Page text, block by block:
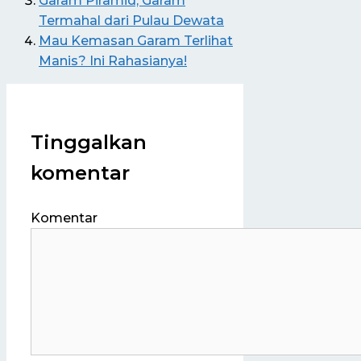
Termahal dari Pulau Dewata
Mau Kemasan Garam Terlihat
Manis? Ini Rahasianya!
Tinggalkan
komentar
Komentar